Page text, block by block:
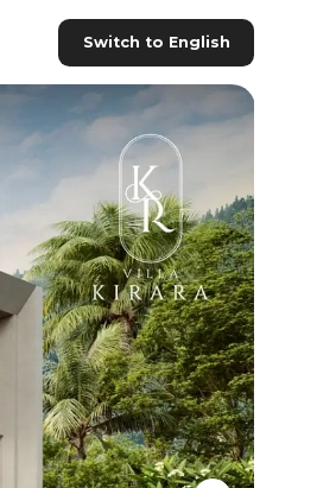
Switch to English